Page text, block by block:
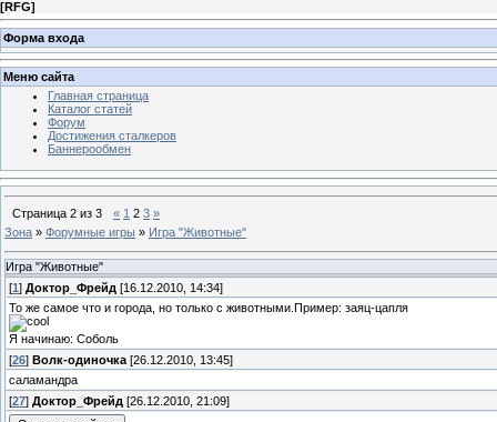
[RFG]
Форма входа
Меню сайта
Главная страница
Каталог статей
Форум
Достижения сталкеров
Баннерообмен
Страница 2 из 3 « 1 2 3 »
Зона » Форумные игры » Игра "Животные"
Игра "Животные"
[1 ] Доктор_Фрейд [16.12.2010, 14:34]
То же самое что и города, но только с животными.Пример: заяц-цапля
Я начинаю: Соболь
[26] Волк-одиночка [26.12.2010, 13:45]
саламандра
[27] Доктор_Фрейд [26.12.2010, 21:09]